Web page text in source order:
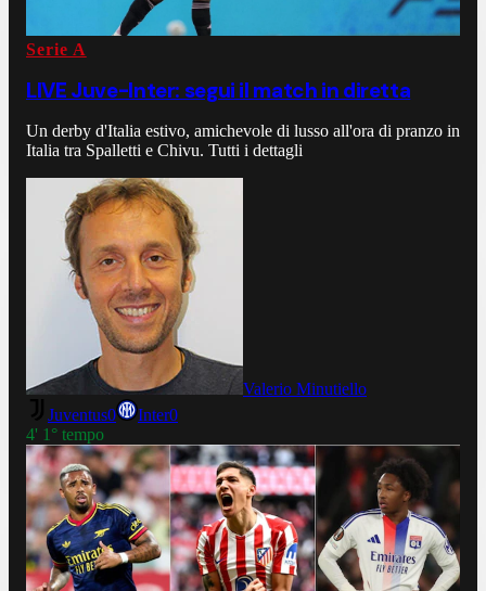
Serie A
LIVE Juve-Inter: segui il match in diretta
Un derby d'Italia estivo, amichevole di lusso all'ora di pranzo in
Italia tra Spalletti e Chivu. Tutti i dettagli
Valerio Minutiello
Juventus0 Inter0
4' 1° tempo